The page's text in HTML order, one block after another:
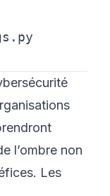
l’ombre non
Les